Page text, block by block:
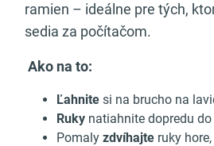
ramien – ideálne pre tých,
sedia za počítačom.
Ako na to:
Ľahnite si na brucho na
Ruky natiahnite dopredu do
Pomaly zdvíhajte ruky